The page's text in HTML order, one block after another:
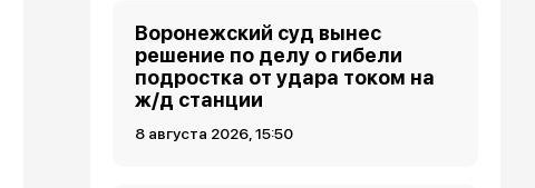
Воронежский суд вынес
решение по делу о гибели
подростка от удара током на
ж/д станции
8 августа 2026, 15:50